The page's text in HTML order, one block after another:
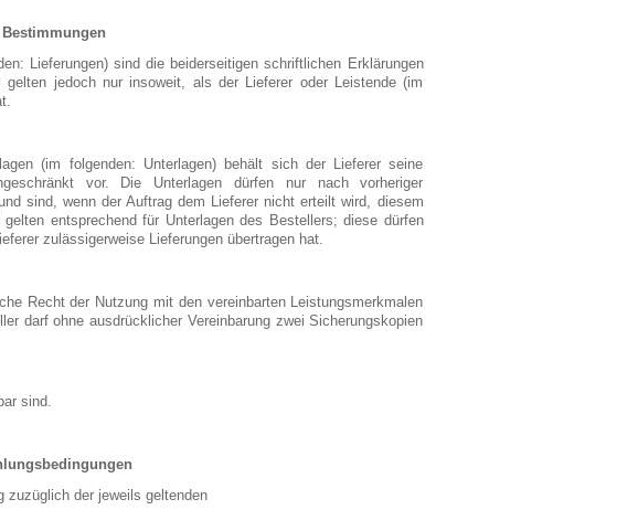
Lieferungen) sind die beiderseitigen schriftlichen Erklärungen
gelten jedoch nur insoweit, als der Lieferer oder Leistende (im
(im folgenden: Unterlagen) behält sich der Lieferer seine
vor. Die Unterlagen dürfen nur nach vorheriger
sind, wenn der Auftrag dem Lieferer nicht erteilt wird, diesem
entsprechend für Unterlagen des Bestellers; diese dürfen
zulässigerweise Lieferungen übertragen hat.
Recht der Nutzung mit den vereinbarten Leistungsmerkmalen
darf ohne ausdrücklicher Vereinbarung zwei Sicherungskopien
sind.
zuzüglich der jeweils geltenden